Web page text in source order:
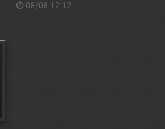
08/08 12:12